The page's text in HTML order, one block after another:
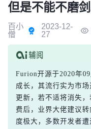
但是不能不磨剑
百小
僧
2023-12-
27
Furion开源于2020年
成长，其流行实为市
更新，若不适将消失
费后，业界大佬建议
度极大，多数开发者